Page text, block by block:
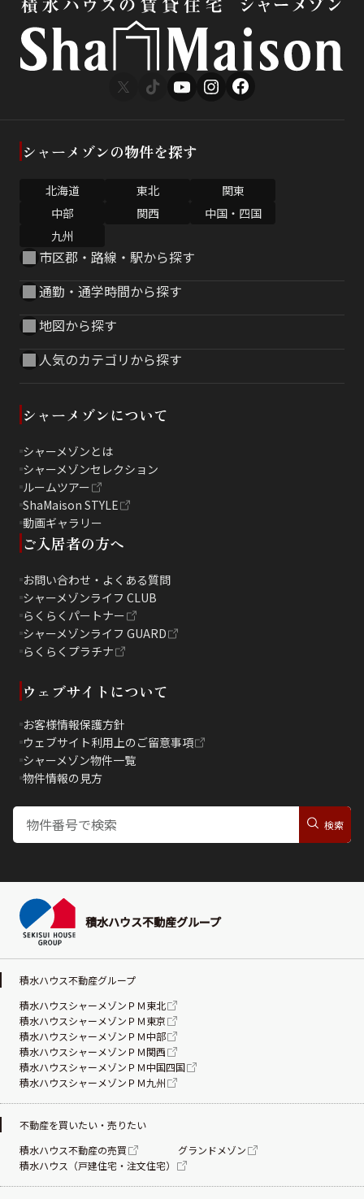
シャーメゾンの物件を探す
北海道 東北
関東
中部
関西
中国・四国
九州
市区郡・路線・駅から探す
通勤・通学時間から探す
地図から探す
人気のカテゴリから探す
シャーメゾンについて
シャーメゾンとは
シャーメゾンセレクション
ルームツアー
ShaMaison STYLE
動画ギャラリー
ご入居者の方へ
お問い合わせ・よくある質問
シャーメゾンライフ CLUB
らくらくパートナー
シャーメゾンライフ GUARD
らくらくプラチナ
ウェブサイトについて
お客様情報保護方針
ウェブサイト利用上のご留意事項
シャーメゾン物件一覧
物件情報の見方
積水ハウス不動産グループ
積水ハウス不動産グループ
積水ハウスシャーメゾンＰＭ東北
積水ハウスシャーメゾンＰＭ東京
積水ハウスシャーメゾンＰＭ中部
積水ハウスシャーメゾンＰＭ関西
積水ハウスシャーメゾンＰＭ中国四国
積水ハウスシャーメゾンＰＭ九州
不動産を買いたい・売りたい
積水ハウス不動産の売買
グランドメゾン
積水ハウス（戸建住宅・注文住宅）